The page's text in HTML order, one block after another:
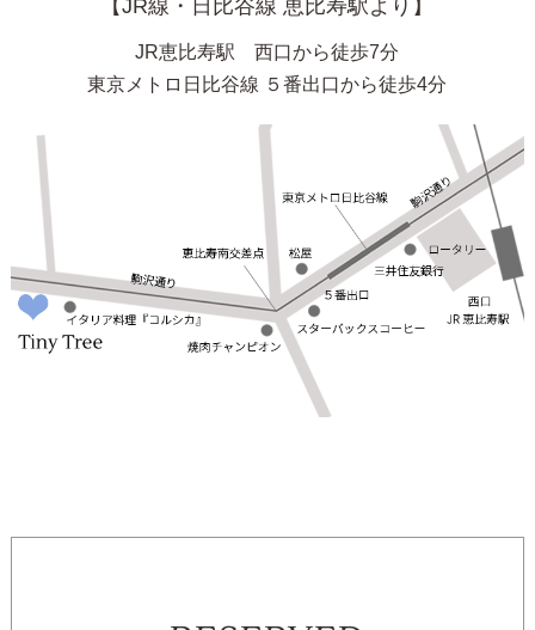
【JR線・日比谷線 恵比寿駅より】
JR恵比寿駅 西口から徒歩7分
東京メトロ日比谷線 ５番出口から徒歩4分